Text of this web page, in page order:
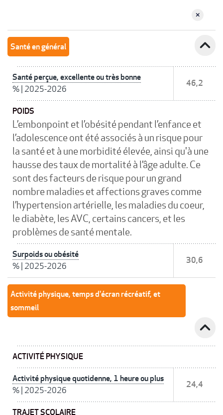
Santé en général expand_less
Santé perçue, excellente ou très bonne
% 2025-2026
46,2
POIDS
L’embonpoint et l’obésité pendant l’enfance et
l’adolescence ont été associés à un risque pour
la santé et à une morbidité élevée, ainsi qu'à une
hausse des taux de mortalité à l’âge adulte. Ce
sont des facteurs de risque pour un grand
nombre maladies et affections graves comme
l’hypertension artérielle, les maladies du coeur,
le diabète, les AVC, certains cancers, et les
problèmes de santé mentale.
Surpoids ou obésité
% 2025-2026
30,6
Activité physique, temps d'écran récréatif, et
sommeil
expand_less
ACTIVITÉ PHYSIQUE
Activité physique quotidenne, 1 heure ou plus
% 2025-2026
24,4
TRAJET SCOLAIRE